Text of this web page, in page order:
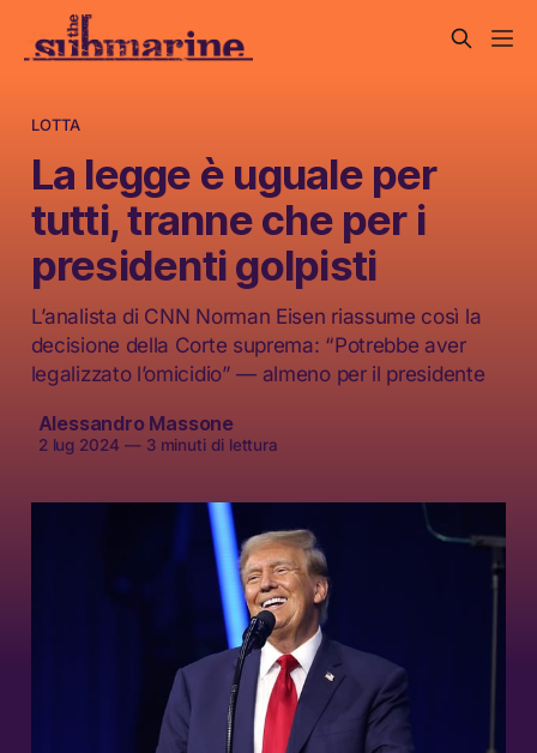
LOTTA
La legge è uguale per
tutti, tranne che per i
presidenti golpisti
L’analista di CNN Norman Eisen riassume così la
decisione della Corte suprema: “Potrebbe aver
legalizzato l’omicidio” — almeno per il presidente
Alessandro Massone
2 lug 2024 —3 minuti di lettura